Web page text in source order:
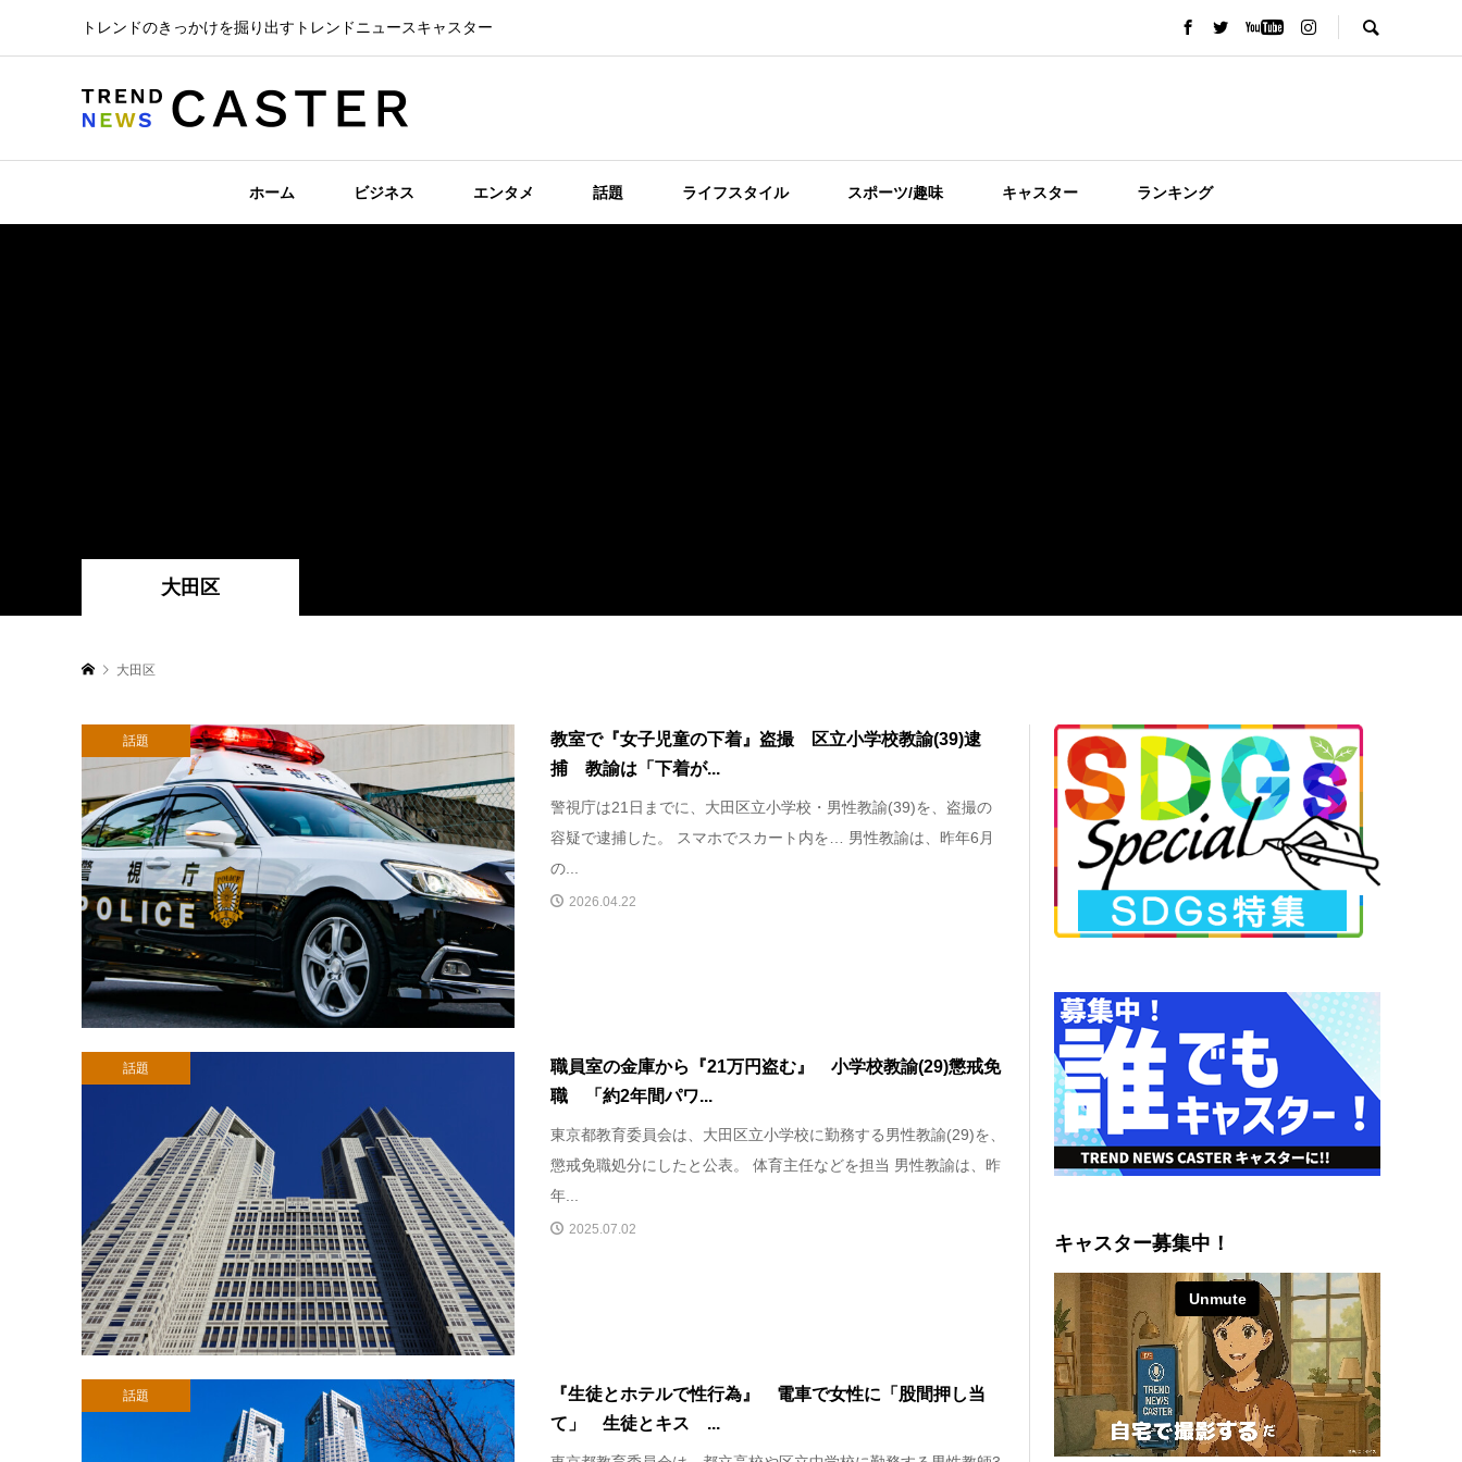
トレンドのきっかけを掘り出すトレンドニュースキャスター
ホーム ビジネス エンタメ 話題 ライフスタイル スポーツ/趣味 キャスター ランキング
大田区
大田区
話題
教室で『女子児童の下着』盗撮 区立小学校教諭(39)逮
捕 教諭は「下着が...
警視庁は21日までに、大田区立小学校・男性教諭(39)を、盗撮の
容疑で逮捕した。 スマホでスカート内を… 男性教諭は、昨年6月
の...
2026.04.22
話題
職員室の金庫から『21万円盗む』 小学校教諭(29)懲戒免
職 「約2年間パワ...
東京都教育委員会は、大田区立小学校に勤務する男性教諭(29)を、
懲戒免職処分にしたと公表。 体育主任などを担当 男性教諭は、昨
年...
2025.07.02
話題
『生徒とホテルで性行為』 電車で女性に「股間押し当
て」 生徒とキス ...
キャスター募集中！